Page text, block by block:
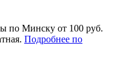
по Минску от 100 руб.
Подробнее по